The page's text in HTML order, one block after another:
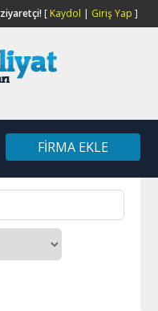
ziyaretçi![ Kaydol | Giriş Yap ]
FIRMA EKLE